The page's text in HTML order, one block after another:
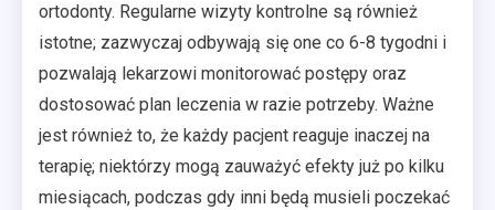
ortodonty. Regularne wizyty kontrolne są również
istotne; zazwyczaj odbywają się one co 6-8 tygodni i
pozwalają lekarzowi monitorować postępy oraz
dostosować plan leczenia w razie potrzeby. Ważne
jest również to, że każdy pacjent reaguje inaczej na
terapię; niektórzy mogą zauważyć efekty już po kilku
miesiącach, podczas gdy inni będą musieli poczekać